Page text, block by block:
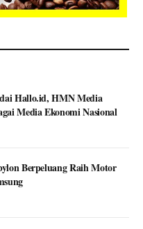
Hallo.id, HMN Media
Media Ekonomi Nasional
Berpeluang Raih Motor